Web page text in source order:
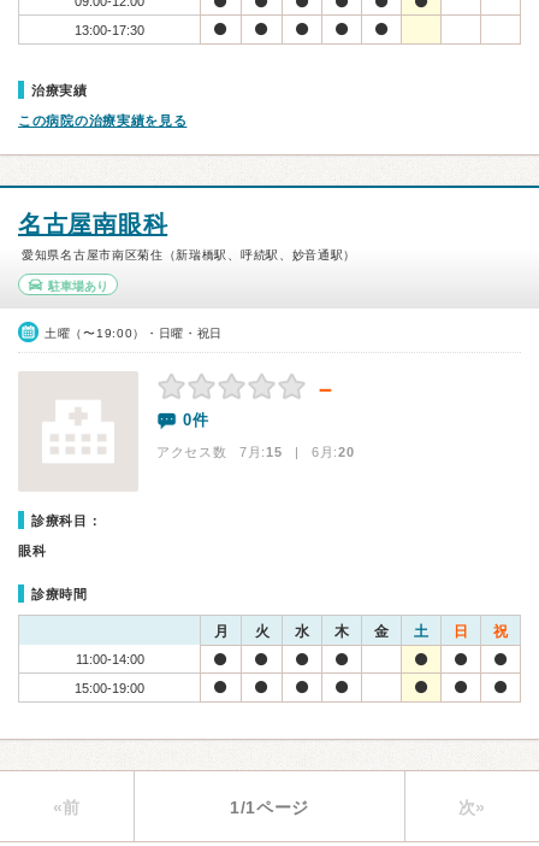
13:00-17:30
治療実績
この病院の治療実績を見る
名古屋南眼科
愛知県名古屋市南区菊住（新瑞橋駅、呼続駅、妙音通駅）
駐車場あり
土曜（〜19:00）・日曜・祝日
－
0件
アクセス数 7月:15 | 6月:20
診療科目：
眼科
診療時間
月 火 水 木 金 土 日 祝
11:00-14:00
15:00-19:00
«前 1/1ページ 次»